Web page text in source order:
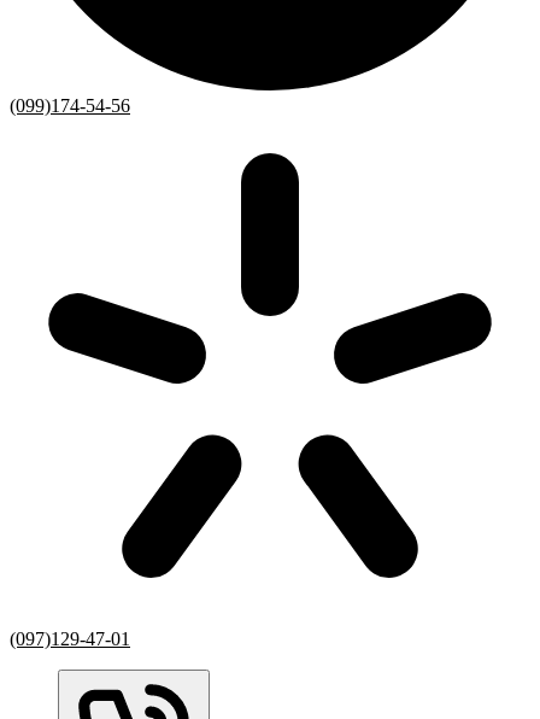
(099)174-54-56
(097)129-47-01